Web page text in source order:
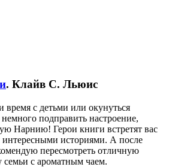
. Клайв С. Льюис
время с детьми или окунуться
подправить настроение,
Нарнию! Герои книги встретят вас
историями. А после
пересмотреть отличную
семьи с ароматным чаем.